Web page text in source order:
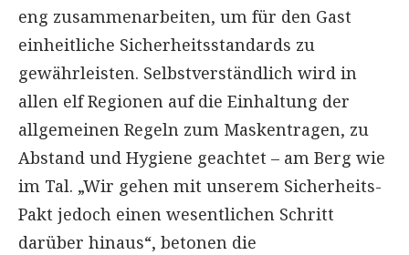
eng zusammenarbeiten, um für den Gast
einheitliche Sicherheitsstandards zu
gewährleisten. Selbstverständlich wird in
allen elf Regionen auf die Einhaltung der
allgemeinen Regeln zum Maskentragen, zu
Abstand und Hygiene geachtet – am Berg wie
im Tal. „Wir gehen mit unserem Sicherheits-
Pakt jedoch einen wesentlichen Schritt
darüber hinaus“, betonen die